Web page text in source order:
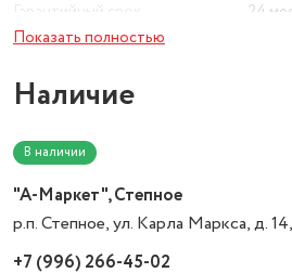
24
Обьемы кастрюль (л)
Комплектация
-
л - 1
Показать полностью
Наличие
"А-Маркет", Степное
р.п. Степное, ул. Карла Маркса, д.
+7 (996) 266-45-02
В наличии